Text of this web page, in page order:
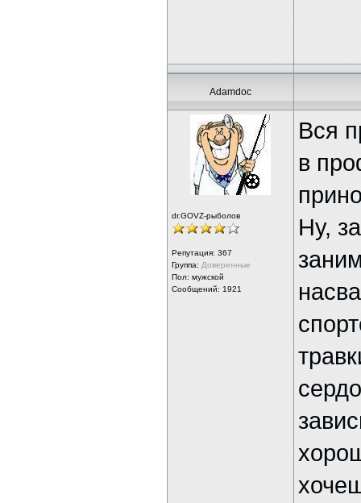
Adamdoc
dr.GOVZ-рыболов
Репутация: 367
Группа: Доверенные
Пол: мужской
Сообщений: 1921
Вся
в
Ну,